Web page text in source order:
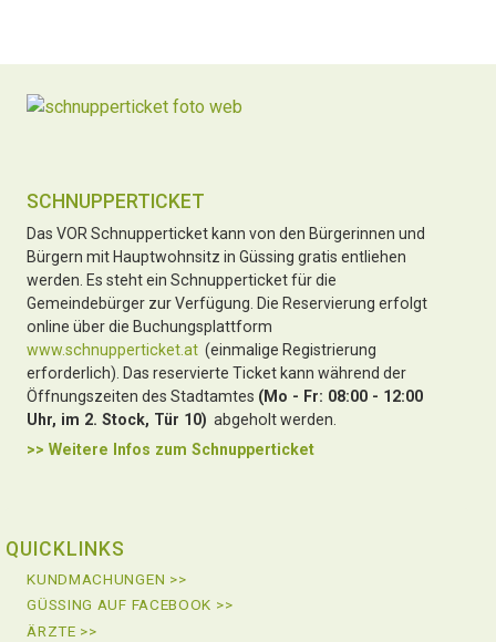
SCHNUPPERTICKET
Das VOR Schnupperticket kann von den Bürgerinnen und
Bürgern mit Hauptwohnsitz in Güssing gratis entliehen
werden. Es steht ein Schnupperticket für die
Gemeindebürger zur Verfügung. Die Reservierung erfolgt
online über die Buchungsplattform
www.schnupperticket.at (einmalige Registrierung
erforderlich). Das reservierte Ticket kann während der
Öffnungszeiten des Stadtamtes (Mo - Fr: 08:00 - 12:00
Uhr, im 2. Stock, Tür 10) abgeholt werden.
>> Weitere Infos zum Schnupperticket
QUICKLINKS
KUNDMACHUNGEN >>
GÜSSING AUF FACEBOOK >>
ÄRZTE >>